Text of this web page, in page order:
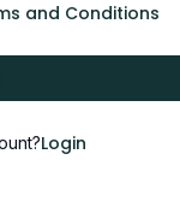
and Conditions
Login